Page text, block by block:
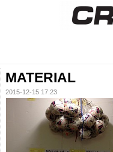
Domare
Dalecarlia Cup
MATERIAL
2015-12-15 17:23